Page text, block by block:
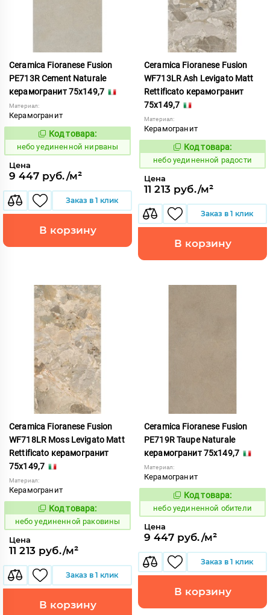
Ceramica Fioranese Fusion
PE713R Cement Naturale
керамогранит 75x149,7
Материал:
Керамогранит
1122934
Код товара:
небо уединенной нирваны
Цена
9 447 руб./м²
Заказ в 1 клик
В корзину
Ceramica Fioranese Fusion
WF713LR Ash Levigato Matt
Rettificato керамогранит
75x149,7
Материал:
Керамогранит
1122952
Код товара:
небо уединенной радости
Цена
11 213 руб./м²
Заказ в 1 клик
В корзину
Ceramica Fioranese Fusion
WF718LR Moss Levigato Matt
Rettificato керамогранит
75x149,7
Материал:
Керамогранит
1122953
Код товара:
небо уединенной раковины
Цена
11 213 руб./м²
Заказ в 1 клик
В корзину
Ceramica Fioranese Fusion
PE719R Taupe Naturale
керамогранит 75x149,7
Материал:
Керамогранит
1122937
Код товара:
небо уединенной обители
Цена
9 447 руб./м²
Заказ в 1 клик
В корзину